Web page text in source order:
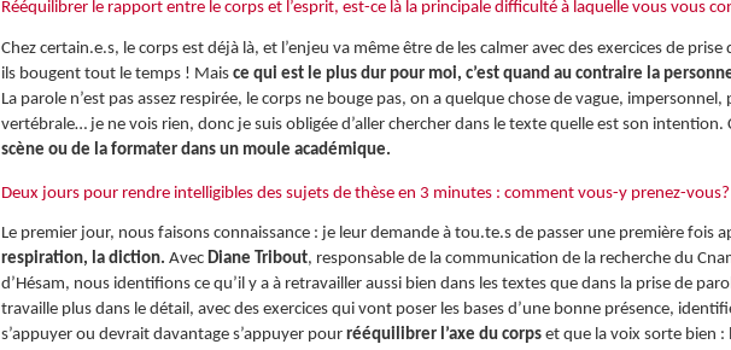
Rééquilibrer le rapport entre le corps et l’esprit, est-ce là la principale difficulté à laquelle vous vous
Chez certain.e.s, le corps est déjà là, et l’enjeu va même être de les calmer avec des exercices de
ils bougent tout le temps ! Maisce qui est le plus dur pour moi, c’est quand au contraire la
La parole n’est pas assez respirée, le corps ne bouge pas, on a quelque chose de vague,
vertébrale… je ne vois rien, donc je suis obligée d’aller chercher dans le texte quelle est son intention.
scène ou de la formater dans un moule académique.
Deux jours pour rendre intelligibles des sujets de thèse en 3 minutes : comment vous-y prenez-vous?
Le premier jour, nous faisons connaissance : je leur demande à tou.te.s de passer une première fois
respiration, la diction. AvecDiane Tribout, responsable de la communication de la recherche du
d’Hésam, nous identifions ce qu’il y a à retravailler aussi bien dans les textes que dans la prise de
travaille plus dans le détail, avec des exercices qui vont poser les bases d’une bonne présence,
s’appuyer ou devrait davantage s’appuyer pourrééquilibrer l’axe du corps et que la voix sorte bien :